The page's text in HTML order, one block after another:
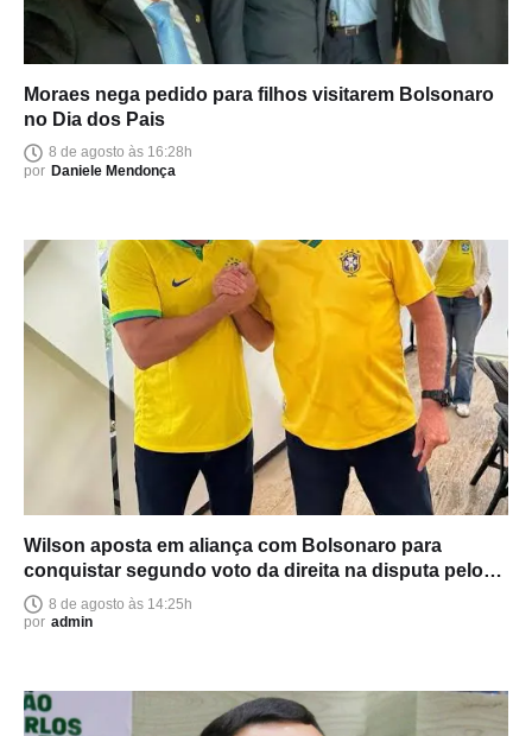
Moraes nega pedido para filhos visitarem Bolsonaro
no Dia dos Pais
8 de agosto às 16:28h
por Daniele Mendonça
Wilson aposta em aliança com Bolsonaro para
conquistar segundo voto da direita na disputa pelo
Senado
8 de agosto às 14:25h
por admin